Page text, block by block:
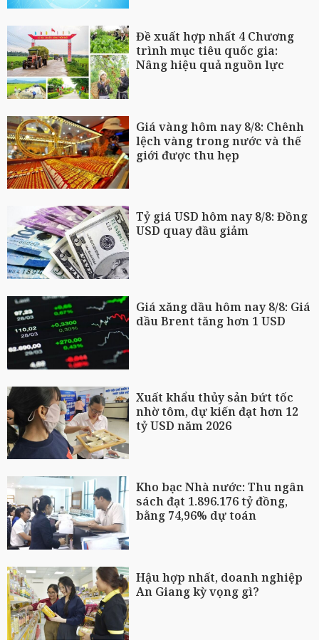
Đề xuất hợp nhất 4 Chương
trình mục tiêu quốc gia:
Nâng hiệu quả nguồn lực
Giá vàng hôm nay 8/8: Chênh
lệch vàng trong nước và thế
giới được thu hẹp
Tỷ giá USD hôm nay 8/8: Đồng
USD quay đầu giảm
Giá xăng dầu hôm nay 8/8: Giá
dầu Brent tăng hơn 1 USD
Xuất khẩu thủy sản bứt tốc
nhờ tôm, dự kiến đạt hơn 12
tỷ USD năm 2026
Kho bạc Nhà nước: Thu ngân
sách đạt 1.896.176 tỷ đồng,
bằng 74,96% dự toán
Hậu hợp nhất, doanh nghiệp
An Giang kỳ vọng gì?